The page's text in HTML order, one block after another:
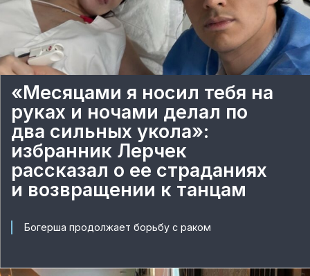
«Месяцами я носил тебя на
руках и ночами делал по
два сильных укола»:
избранник Лерчек
рассказал о ее страданиях
и возвращении к танцам
Богерша продолжает борьбу с раком